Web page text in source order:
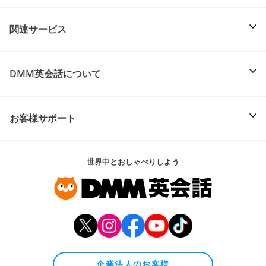
関連サービス
DMM英会話について
お客様サポート
世界中とおしゃべりしよう